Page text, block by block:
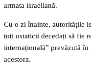
armata israeliană.
Cu o zi înainte, autoritățile
toți ostaticii decedați să fie
internațională” prevăzută
acestora.